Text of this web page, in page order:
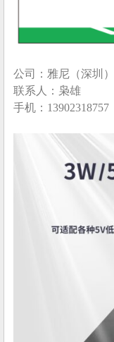
公司：雅尼（深圳
联系人：枭雄
手机：13902318757